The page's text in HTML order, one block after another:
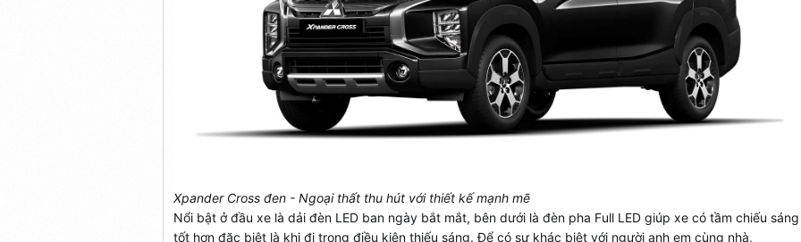
Xpander Cross đen - Ngoại thất thu hút với thiết kế mạnh mẽ
Nổi bật ở đầu xe là dải đèn LED ban ngày bắt mắt, bên dưới là đèn pha Full LED giúp xe có tầm chiếu sáng
tốt hơn đặc biệt là khi đi trong điều kiện thiếu sáng. Để có sự khác biệt với người anh em cùng nhà,